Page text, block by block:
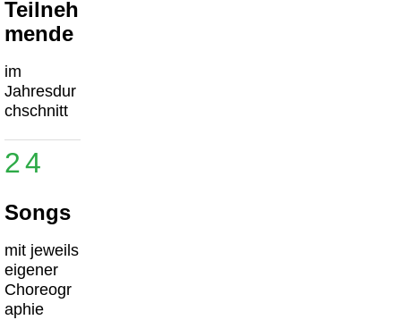
Teilneh
mende
im
Jahresdur
chschnitt
24
Songs
mit jeweils
eigener
Choreogr
aphie